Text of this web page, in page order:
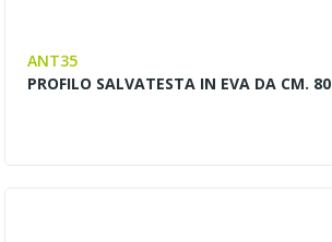
ANT35
PROFILO SALVATESTA IN EVA DA CM. 80